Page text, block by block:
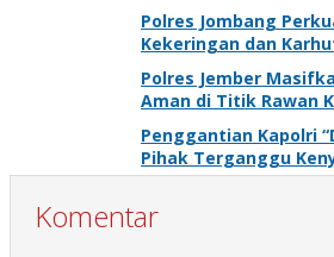
Polres Jombang
Kekeringan dan
Polres Jember
Aman di Titik Rawan
Penggantian Kapolri
Pihak Terganggu
Komentar